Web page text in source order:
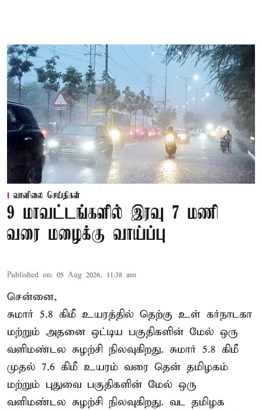
வானிலை செய்திகள்
9 மாவட்டங்களில் இரவு 7 மணி
வரை மழைக்கு வாய்ப்பு
Published on: 05 Aug 2026, 11:38 am
சென்னை,
சுமார் 5.8 கிமீ உயரத்தில் தெற்கு உள் கர்நாடகா
மற்றும் அதனை ஒட்டிய பகுதிகளின் மேல் ஒரு
வளிமண்டல சுழற்சி நிலவுகிறது. சுமார் 5.8 கிமீ
முதல் 7.6 கிமீ உயரம் வரை தென் தமிழகம்
மற்றும் புதுவை பகுதிகளின் மேல் ஒரு
வளிமண்டல சுழற்சி நிலவுகிறது. வட தமிழக